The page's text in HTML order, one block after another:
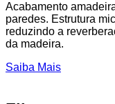
Acabamento
paredes. Estrutura
reduzindo a
da madeira.
Saiba Mais